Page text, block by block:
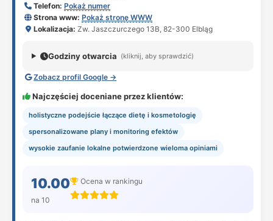
Telefon: Pokaż numer
Strona www: Pokaż stronę WWW
Lokalizacja: Zw. Jaszczurczego 13B, 82-300 Elbląg
Godziny otwarcia (kliknij, aby sprawdzić)
Zobacz profil Google →
Najczęściej doceniane przez klientów:
holistyczne podejście łączące dietę i kosmetologię
spersonalizowane plany i monitoring efektów
wysokie zaufanie lokalne potwierdzone wieloma opiniami
10.00
na 10
Ocena w rankingu